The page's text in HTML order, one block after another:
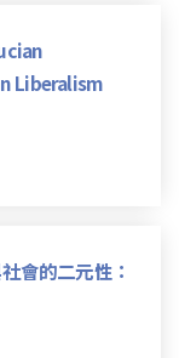
Liberalism
會的二元性：